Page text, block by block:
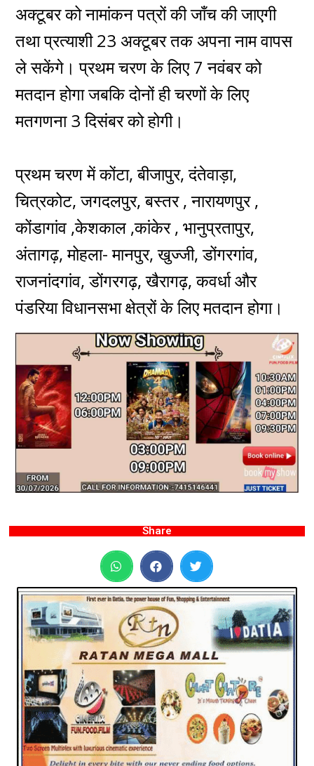
अक्टूबर को नामांकन पत्रों की जाँच की जाएगी
तथा प्रत्याशी 23 अक्टूबर तक अपना नाम वापस
ले सकेंगे। प्रथम चरण के लिए 7 नवंबर को
मतदान होगा जबकि दोनों ही चरणों के लिए
मतगणना 3 दिसंबर को होगी।
प्रथम चरण में कोंटा, बीजापुर, दंतेवाड़ा,
चित्रकोट, जगदलपुर, बस्तर , नारायणपुर ,
कोंडागांव ,केशकाल ,कांकेर ,भानुप्रतापुर,
अंतागढ़, मोहला- मानपुर, खुज्जी, डोंगरगांव,
राजनांदगांव, डोंगरगढ़, खैरागढ़, कवर्धा और
पंडरिया विधानसभा क्षेत्रों के लिए मतदान होगा।
Share